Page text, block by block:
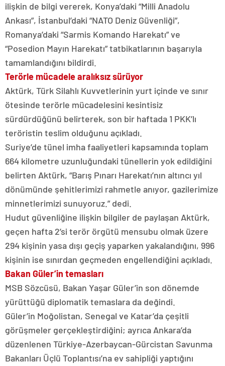
ilişkin de bilgi vererek, Konya’daki “Milli Anadolu
Ankası”, İstanbul’daki “NATO Deniz Güvenliği”,
Romanya’daki “Sarmis Komando Harekatı” ve
“Posedion Mayın Harekatı” tatbikatlarının başarıyla
tamamlandığını bildirdi.
Terörle mücadele aralıksız sürüyor
Aktürk, Türk Silahlı Kuvvetlerinin yurt içinde ve sınır
ötesinde terörle mücadelesini kesintisiz
sürdürdüğünü belirterek, son bir haftada 1 PKK’lı
teröristin teslim olduğunu açıkladı.
Suriye’de tünel imha faaliyetleri kapsamında toplam
664 kilometre uzunluğundaki tünellerin yok edildiğini
belirten Aktürk, “Barış Pınarı Harekatı’nın altıncı yıl
dönümünde şehitlerimizi rahmetle anıyor, gazilerimize
minnetlerimizi sunuyoruz.” dedi.
Hudut güvenliğine ilişkin bilgiler de paylaşan Aktürk,
geçen hafta 2’si terör örgütü mensubu olmak üzere
294 kişinin yasa dışı geçiş yaparken yakalandığını, 996
kişinin ise sınırdan geçmeden engellendiğini açıkladı.
Bakan Güler’in temasları
MSB Sözcüsü, Bakan Yaşar Güler’in son dönemde
yürüttüğü diplomatik temaslara da değindi.
Güler’in Moğolistan, Senegal ve Katar’da çeşitli
görüşmeler gerçekleştirdiğini; ayrıca Ankara’da
düzenlenen Türkiye-Azerbaycan-Gürcistan Savunma
Bakanları Üçlü Toplantısı’na ev sahipliği yaptığını